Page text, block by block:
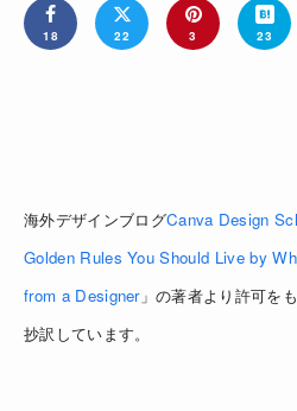
18 22 3 23
海外デザインブログCanva Design
Golden Rules You Should Live by
from a Designer」の著者より許可を
抄訳しています。